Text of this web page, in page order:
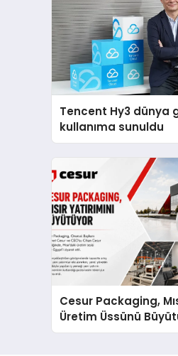
Tencent Hy3 dünya
kullanıma sunuldu
Cesur Packaging,
Üretim Üssünü